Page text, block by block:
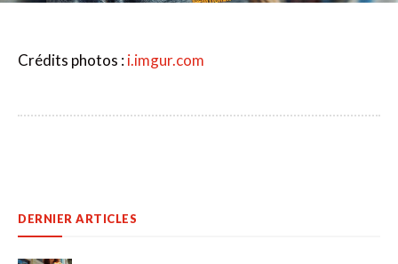
Crédits photos :i.imgur.com
DERNIER ARTICLES